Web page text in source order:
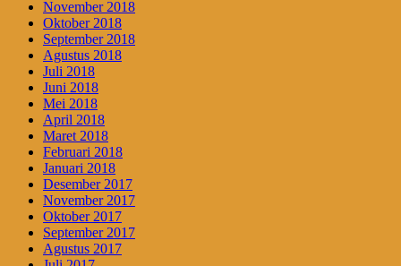
November 2018
Oktober 2018
September 2018
Agustus 2018
Juli 2018
Juni 2018
Mei 2018
April 2018
Maret 2018
Februari 2018
Januari 2018
Desember 2017
November 2017
Oktober 2017
September 2017
Agustus 2017